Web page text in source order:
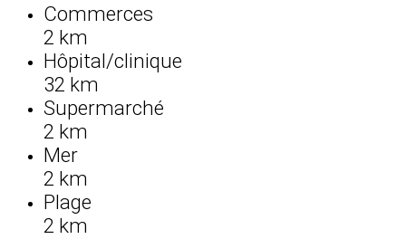
Commerces
2 km
Hôpital/clinique
32 km
Supermarché
2 km
Mer
2 km
Plage
2 km